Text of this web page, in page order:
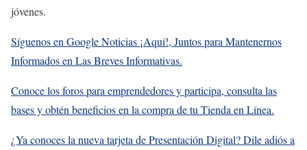
jóvenes.
Síguenos en Google Noticias ¡Aquí!, Juntos para Mantenernos
Informados en Las Breves Informativas.
Conoce los foros para emprendedores y participa, consulta las
bases y obtén beneficios en la compra de tu Tienda en Línea.
¿Ya conoces la nueva tarjeta de Presentación Digital? Dile adiós a